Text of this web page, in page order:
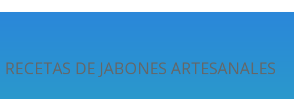
DE JABONES ARTESANALES